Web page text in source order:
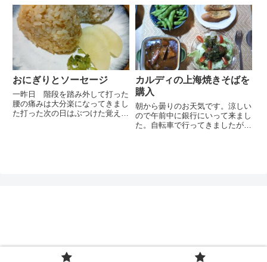
りません扇子も持ってくるべき出
した日傘をさしていたからまだ良
かったのですがなければ大変な
事...
ようですが効き目が強いだけに体
への負担が心配なところです盛大
なクシャミを聞きながら洗濯物を
お風呂場に干し室内乾燥にかけ
て...
おにぎりとソーセージ
一昨日 階段を踏み外して打った
腰の痛みは大分楽になってきまし
た打った次の日はぶつけた覚えの
カルディの上海焼きそばを
購入
朝から曇りのお天気です。涼しい
ので午前中に銀行にいって来まし
た。自転車で行ってきましたが風